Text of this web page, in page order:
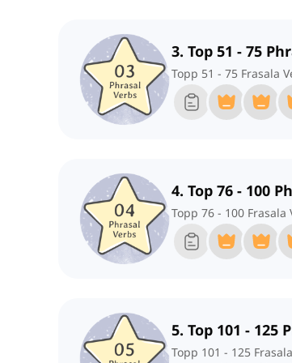
3. Top 51 - 75
Topp 51 - 75 Frasala
4. Top 76 - 100
Topp 76 - 100 Frasala
5. Top 101 - 125
Topp 101 - 125